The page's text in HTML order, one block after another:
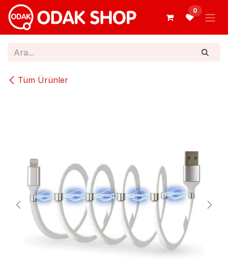
İçereği Atla
0
Tüm Ürünler